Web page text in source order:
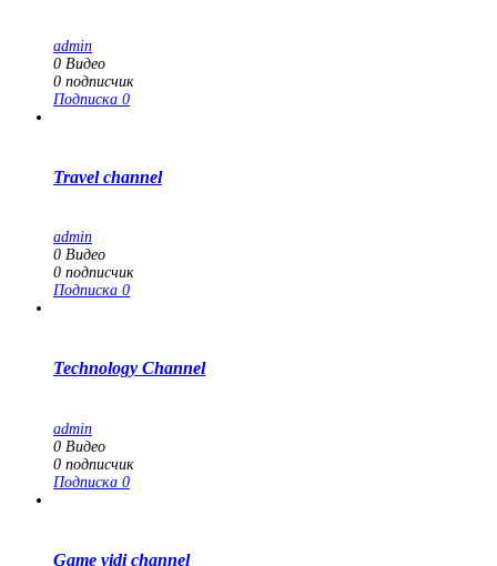
admin
0 Видео
0 подписчик
Подписка 0
Travel channel
admin
0 Видео
0 подписчик
Подписка 0
Technology Channel
admin
0 Видео
0 подписчик
Подписка 0
Game vidi channel